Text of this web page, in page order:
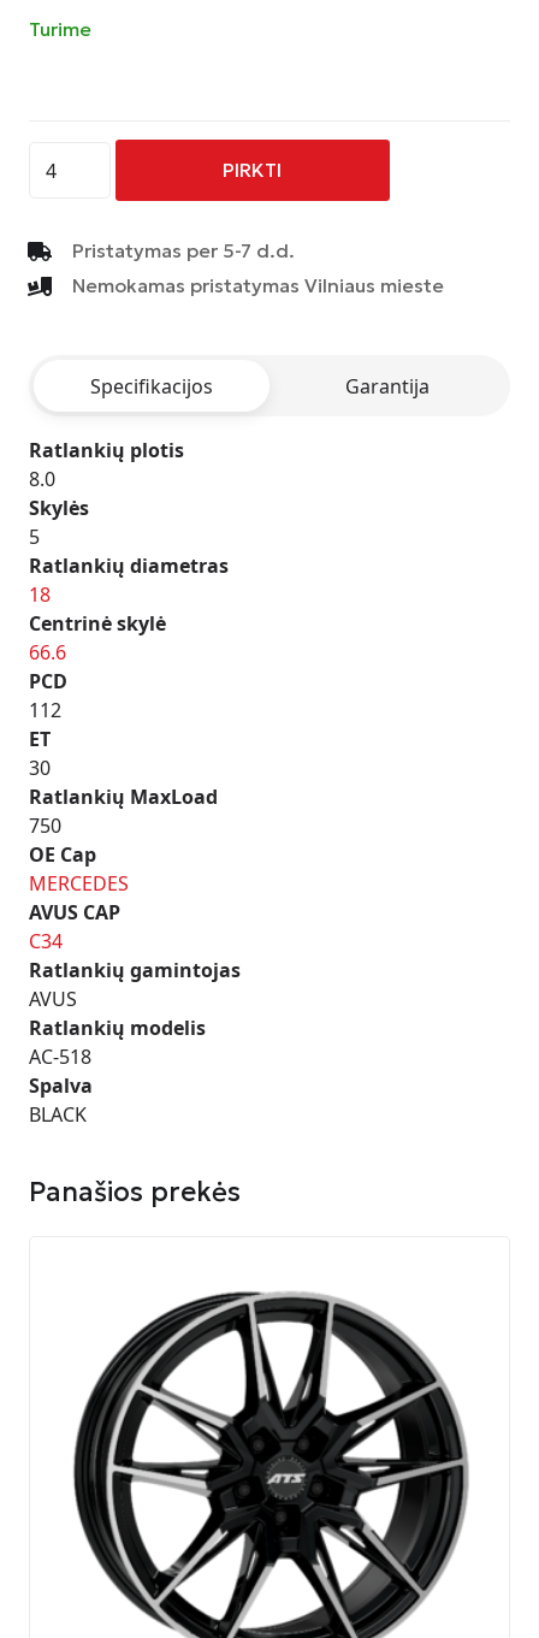
Turime
kiekis:
-
AC-
518
PIRKTI
Pristatymas per 5-7 d.d.
Nemokamas pristatymas Vilniaus mieste
Specifikacijos Garantija
Ratlankių plotis
8.0
Skylės
5
Ratlankių diametras
18
Centrinė skylė
66.6
PCD
112
ET
30
Ratlankių MaxLoad
750
OE Cap
MERCEDES
AVUS CAP
C34
Ratlankių gamintojas
AVUS
Ratlankių modelis
AC-518
Spalva
BLACK
Panašios prekės